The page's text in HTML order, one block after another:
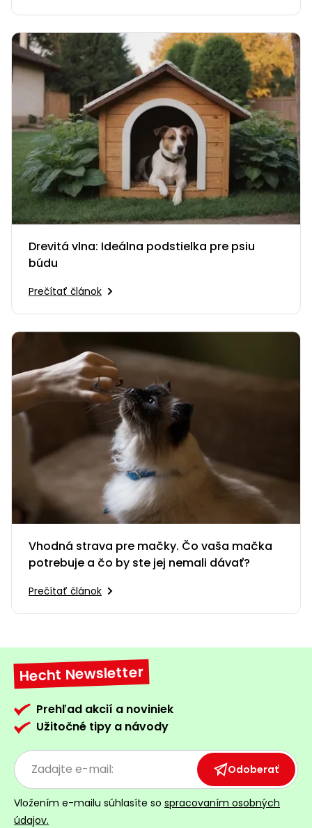
Drevitá vlna: Ideálna podstielka pre psiu
búdu
Prečítať článok
Vhodná strava pre mačky. Čo vaša mačka
potrebuje a čo by ste jej nemali dávať?
Prečítať článok
Hecht Newsletter
Prehľad akcií a noviniek
Užitočné tipy a návody
Odoberať
Vložením e-mailu súhlasíte so spracovaním osobných
údajov.